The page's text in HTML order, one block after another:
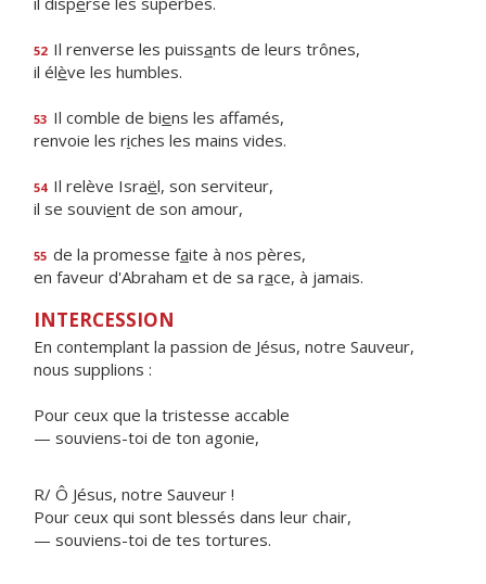
52 Il renverse les puissants de leurs trônes,
il élève les humbles.
53 Il comble de biens les affamés,
renvoie les riches les mains vides.
54 Il relève Israël, son serviteur,
il se souvient de son amour,
55 de la promesse faite à nos pères,
en faveur d'Abraham et de sa race, à jamais.
INTERCESSION
En contemplant la passion de Jésus, notre Sauveur,
nous supplions :
Pour ceux que la tristesse accable
— souviens-toi de ton agonie,
R/ Ô Jésus, notre Sauveur !
Pour ceux qui sont blessés dans leur chair,
— souviens-toi de tes tortures.